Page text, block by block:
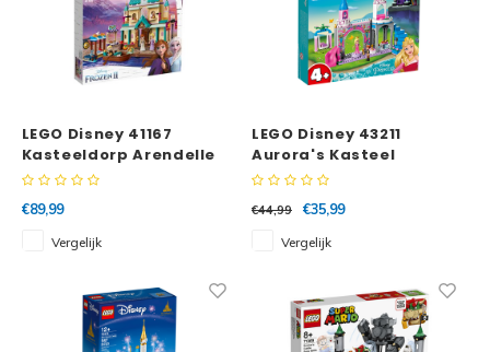
LEGO Disney 41167
Kasteeldorp Arendelle
€89,99
Vergelijk
LEGO Disney 43211
Aurora's Kasteel
€44,99
€35,99
Vergelijk